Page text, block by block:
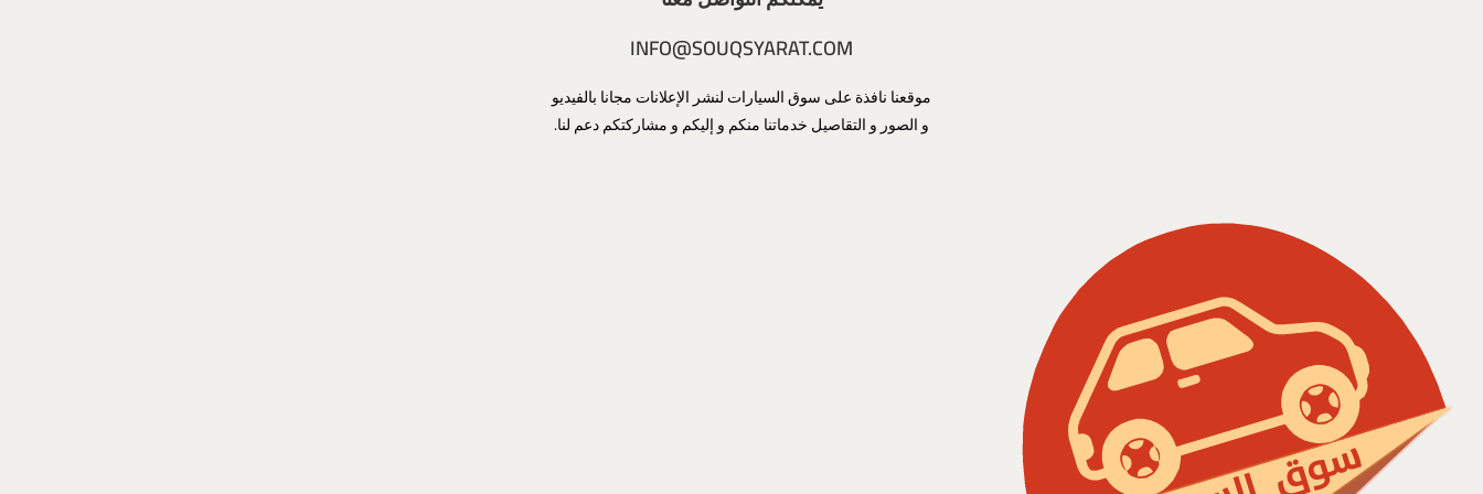
INFO@SOUQSYARAT.COM
موقعنا نافذة على سوق السيارات لنشر الإعلانات مجانا بالفيديو
و الصور و التقاصيل خدماتنا منكم و إليكم و مشاركتكم دعم لنا.